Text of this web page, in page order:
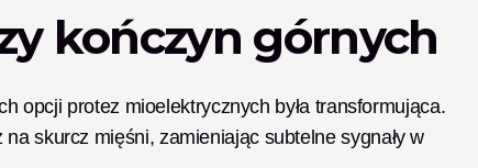
kończyn górnych
opcji protez mioelektrycznych była transformująca.
skurcz mięśni, zamieniając subtelne sygnały w